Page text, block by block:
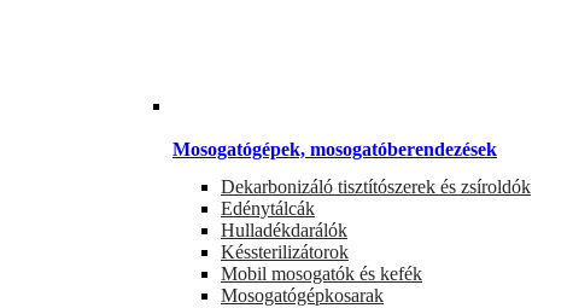
Mosogatógépek, mosogatóberendezések
Dekarbonizáló tisztítószerek és zsíroldók
Edénytálcák
Hulladékdarálók
Késsterilizátorok
Mobil mosogatók és kefék
Mosogatógépkosarak